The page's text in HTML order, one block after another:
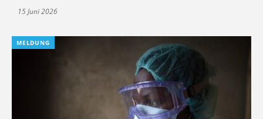
15 Juni 2026
MELDUNG